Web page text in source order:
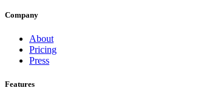
Company
About
Pricing
Press
Features